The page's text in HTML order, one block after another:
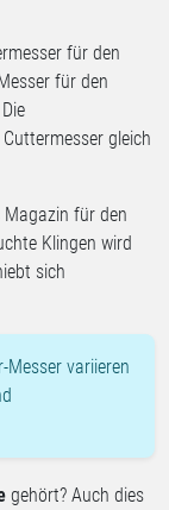
für den
für den
gleich
Magazin für den
Klingen wird
sich
Messer variieren
gehört? Auch dies